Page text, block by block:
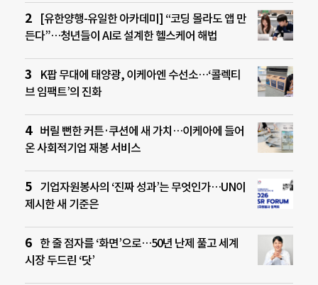
[유한양행-유일한 아카데미] “코딩 몰라도 앱 만
든다”…청년들이 AI로 설계한 헬스케어 해법
K팝 무대에 태양광, 이케아엔 수선소…‘콜렉티
브 임팩트’의 진화
버릴 뻔한 커튼·쿠션에 새 가치…이케아에 들어
온 사회적기업 재봉 서비스
기업자원봉사의 ‘진짜 성과’는 무엇인가…UN이
제시한 새 기준은
한 줄 점자를 ‘화면’으로…50년 난제 풀고 세계
시장 두드린 ‘닷’